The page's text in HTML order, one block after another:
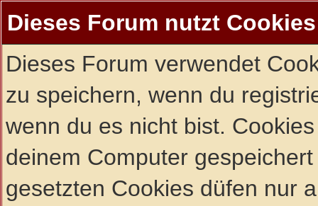
Dieses Forum nutzt Cookies
Dieses Forum verwendet
zu speichern, wenn du
wenn du es nicht bist.
deinem Computer
gesetzten Cookies düfen nur